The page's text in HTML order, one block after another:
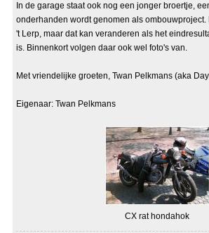
In de garage staat ook nog een jonger broertje,
onderhanden wordt genomen als
't Lerp, maar dat kan veranderen als het
is. Binnenkort volgen daar ook wel foto's van.
Met vriendelijke groeten, Twan Pelkmans (aka
Eigenaar: Twan Pelkmans
CX rat hondahok